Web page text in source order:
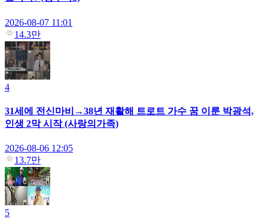
2026-08-07 11:01
14.3만
4
31세에 전신마비→38년 재활해 트로트 가수 꿈 이룬 박광석,
인생 2막 시작 (사랑의가족)
2026-08-06 12:05
13.7만
5